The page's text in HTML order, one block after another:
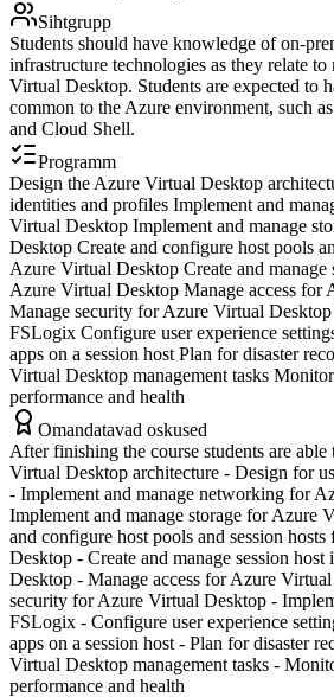
Sihtgrupp
Students should have knowledge of on-
infrastructure technologies as they relate
Virtual Desktop. Students are expected to
common to the Azure environment, such
and Cloud Shell.
Programm
Design the Azure Virtual Desktop
identities and profiles Implement and
Virtual Desktop Implement and manage
Desktop Create and configure host pools
Azure Virtual Desktop Create and manage
Azure Virtual Desktop Manage access for
Manage security for Azure Virtual
FSLogix Configure user experience
apps on a session host Plan for disaster
Virtual Desktop management tasks
performance and health
Omandatavad oskused
After finishing the course students are
Virtual Desktop architecture - Design for
- Implement and manage networking for
Implement and manage storage for Azure
and configure host pools and session
Desktop - Create and manage session
Desktop - Manage access for Azure
security for Azure Virtual Desktop -
FSLogix - Configure user experience
apps on a session host - Plan for disaster
Virtual Desktop management tasks -
performance and health